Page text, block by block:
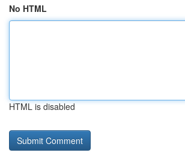
No HTML
HTML is disabled